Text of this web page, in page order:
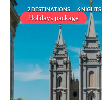
2 DESTINATIONS 6 NIGHTS
Holidays package